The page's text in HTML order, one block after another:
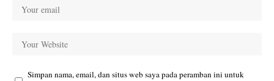
Simpan nama, email, dan situs web saya pada peramban ini untuk